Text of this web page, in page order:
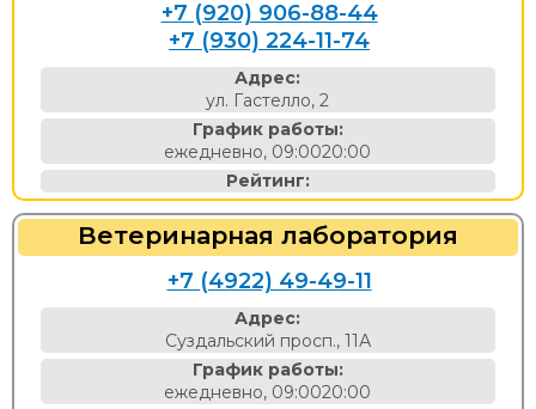
+7 (920) 906-88-44
+7 (930) 224-11-74
Адрес:
ул. Гастелло, 2
График работы:
ежедневно, 09:0020:00
Рейтинг:
Ветеринарная лаборатория
+7 (4922) 49-49-11
Адрес:
Суздальский просп., 11А
График работы:
ежедневно, 09:0020:00